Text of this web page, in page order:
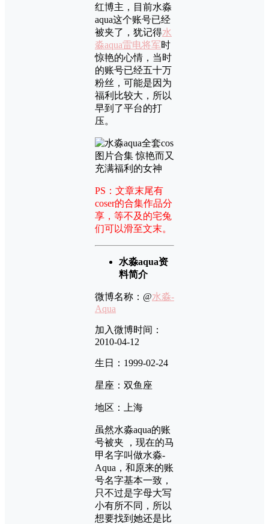
红博主，目前水淼
aqua这个账号已经
被夹了，犹记得水
淼aqua雷电将军时
惊艳的心情，当时
的账号已经五十万
粉丝，可能是因为
福利比较大，所以
早到了平台的打
压。
PS：文章末尾有
coser的合集作品分
享，等不及的宅兔
们可以滑至文末。
水淼aqua资
料简介
微博名称：@水淼-
Aqua
加入微博时间：
2010-04-12
生日：1999-02-24
星座：双鱼座
地区：上海
虽然水淼aqua的账
号被夹 ，现在的马
甲名字叫做水淼-
Aqua，和原来的账
号名字基本一致，
只不过是字母大写
小有所不同，所以
想要找到她还是比